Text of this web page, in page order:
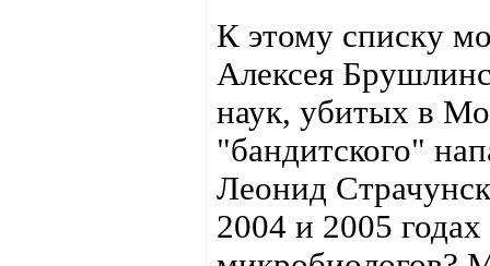
К этому списку
Алексея
наук, убитых в
"бандитского"
Леонид
2004 и 2005